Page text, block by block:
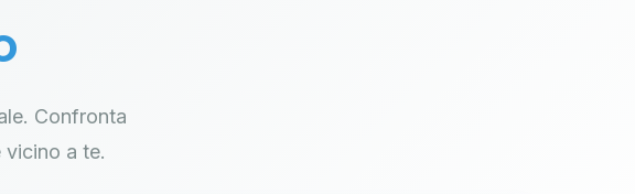
Confronta
a te.